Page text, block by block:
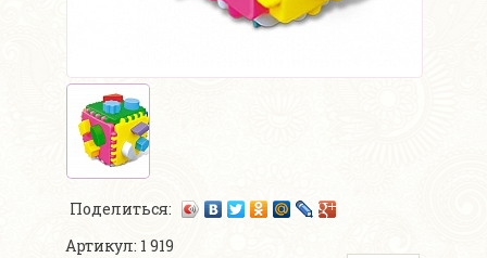
Поделиться:
Артикул: 1 919